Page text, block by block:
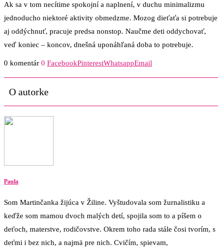
Ak sa v tom necítime spokojní a naplnení, v duchu minimalizmu
jednoducho niektoré aktivity obmedzme. Mozog dieťaťa si potrebuje
aj oddýchnuť, pracuje predsa nonstop. Naučme deti oddychovať,
veď koniec – koncov, dnešná uponáhľaná doba to potrebuje.
0 komentár 0 FacebookPinterestWhatsappEmail
O autorke
Paula
Som Martinčanka žijúca v Žiline. Vyštudovala som žurnalistiku a
keďže som mamou dvoch malých detí, spojila som to a píšem o
deťoch, materstve, rodičovstve. Okrem toho rada stále čosi tvorím, s
deťmi i bez nich, a najmä pre nich. Cvičím, spievam,